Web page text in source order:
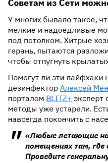
Советам из Сети
У многих бывало такое,
мелкие и надоедливые
под потолком. Хитрые
герань, пытаются
чтобы отпугнуть
Помогут ли эти лайфхаки
дезинфектор Алексей
порталом BLITZ+ эксперт
методы уже устарели.
навсегда покончить с
«Любые летающие
помещениях там, где
Проведите